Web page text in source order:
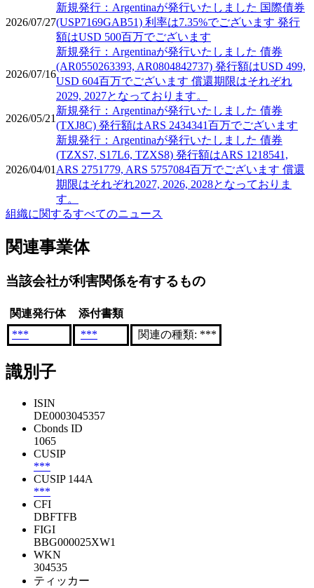
2026/07/27
新規発行：Argentinaが発行いたしました 国際債券
(USP7169GAB51) 利率は7.35%でございます 発行
額はUSD 500百万でございます
2026/07/16
新規発行：Argentinaが発行いたしました 債券
(AR0550263393, AR0804842737) 発行額はUSD 499,
USD 604百万でございます 償還期限はそれぞれ
2029, 2027となっております。
2026/05/21
新規発行：Argentinaが発行いたしました 債券
(TXJ8C) 発行額はARS 2434341百万でございます
2026/04/01
新規発行：Argentinaが発行いたしました 債券
(TZXS7, S17L6, TZXS8) 発行額はARS 1218541,
ARS 2751779, ARS 5757084百万でございます 償還
期限はそれぞれ2027, 2026, 2028となっておりま
す。
組織に関するすべてのニュース
関連事業体
当該会社が利害関係を有するもの
関連発行体
添付書類
***
*** 関連の種類: ***
識別子
ISIN
DE0003045357
Cbonds ID
1065
CUSIP
***
CUSIP 144A
***
CFI
DBFTFB
FIGI
BBG000025XW1
WKN
304535
ティッカー